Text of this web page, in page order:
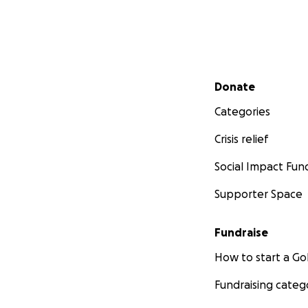
Secondary menu
Donate
Categories
Crisis relief
Social Impact
Supporter Space
Fundraise
How to start a
Fundraising